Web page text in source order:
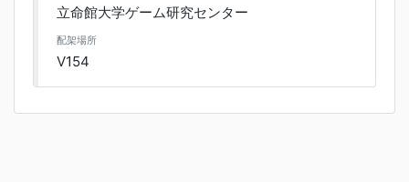
立命館大学ゲーム研究センター
配架場所
V154